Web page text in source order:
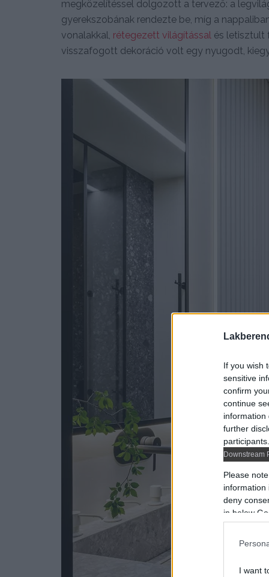
If you wish
sensitive
confirm
continue
information
further
Downstream
Please
information
deny
in below
I want
megközelítéssel dolgozott a tervező: a
gyerekszobának rendezte be, míg a
vonalakkal, rétegezett világítással és letisztult
visszafogott dekoráció volt egy nyugodt,